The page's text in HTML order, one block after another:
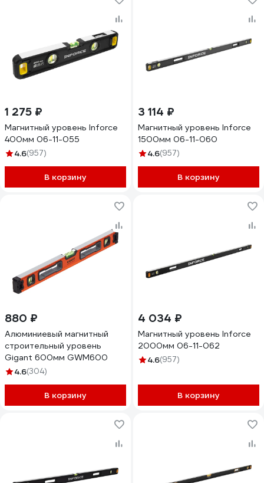
1 275 ₽
Магнитный уровень Inforce
400мм 06-11-055
4.6(957)
В корзину
3 114 ₽
Магнитный уровень Inforce
1500мм 06-11-060
4.6(957)
В корзину
880 ₽
Алюминиевый магнитный
строительный уровень
Gigant 600мм GWM600
4.6(304)
В корзину
4 034 ₽
Магнитный уровень Inforce
2000мм 06-11-062
4.6(957)
В корзину